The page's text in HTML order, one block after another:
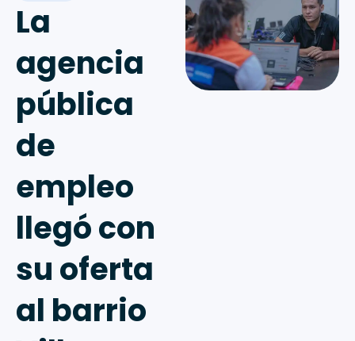
La
agencia
pública
de
empleo
llegó con
su oferta
al barrio